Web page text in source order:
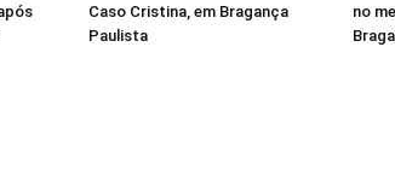
Caso Cristina, em Bragança
Paulista
no